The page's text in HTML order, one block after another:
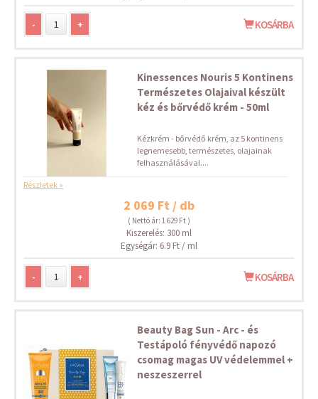
- + KOSÁRBA
Kinessences Nouris 5 Kontinens
Természetes Olajaival készült
kéz és bőrvédő krém - 50ml
Kézkrém - bőrvédő krém, az 5 kontinens
legnemesebb, természetes, olajainak
felhasználásával....
Részletek »
2 069 Ft / db
( Nettó ár: 1 629 Ft )
Kiszerelés: 300 ml
Egységár: 6.9 Ft / ml
- + KOSÁRBA
Beauty Bag Sun - Arc - és
Testápoló fényvédő napozó
csomag magas UV védelemmel +
neszeszerrel